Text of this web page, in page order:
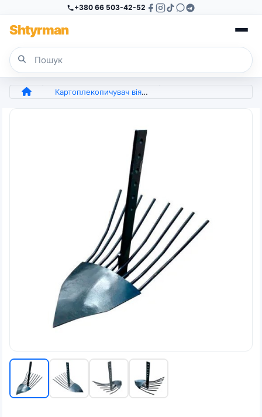
+380 66 503-42-52
Shtyrman
Картоплекопичувач віяловий